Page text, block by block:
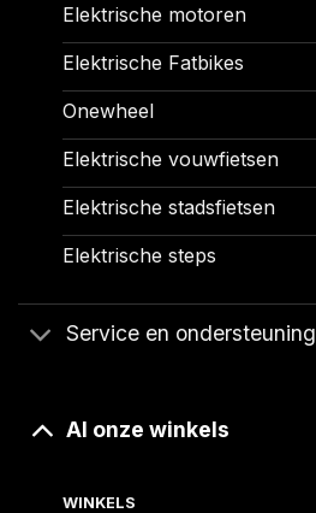
Elektrische motoren
Elektrische Fatbikes
Onewheel
Elektrische vouwfietsen
Elektrische stadsfietsen
Elektrische steps
Service en ondersteuning
Al onze winkels
WINKELS